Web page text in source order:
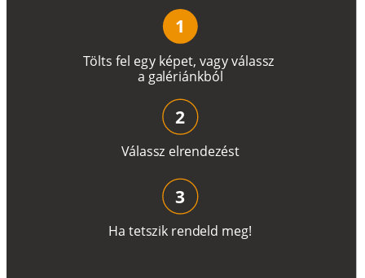
Tölts fel egy képet, vagyválassz
a galériánkból
1
Válassz elrendezést
2
Ha tetszik rendeld meg!
3